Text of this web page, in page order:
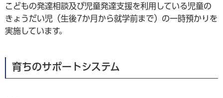
こどもの発達相談及び児童発達支援を利用している児童の
きょうだい児（生後7か月から就学前まで）の一時預かりを
実施しています。
育ちのサポートシステム